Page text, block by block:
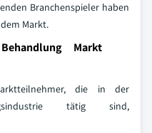
Branchenspieler haben
Markt.
Markt
die in der
tätig sind,